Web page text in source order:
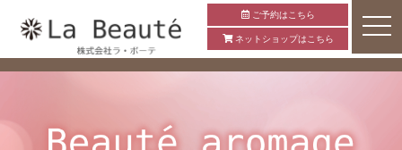
ご予約はこちら
ネットショップはこちら